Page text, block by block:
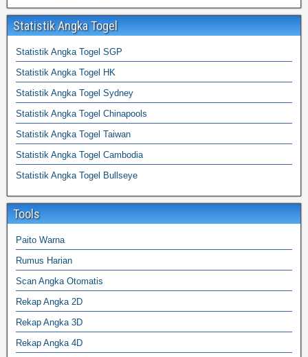
Statistik Angka Togel
Statistik Angka Togel SGP
Statistik Angka Togel HK
Statistik Angka Togel Sydney
Statistik Angka Togel Chinapools
Statistik Angka Togel Taiwan
Statistik Angka Togel Cambodia
Statistik Angka Togel Bullseye
Tools
Paito Warna
Rumus Harian
Scan Angka Otomatis
Rekap Angka 2D
Rekap Angka 3D
Rekap Angka 4D